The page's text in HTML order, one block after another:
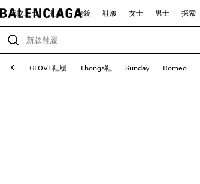
新款上市 礼品 包袋 鞋履 女士 男士 探索
GLOVE鞋履 Thongs鞋 Sunday Romeo